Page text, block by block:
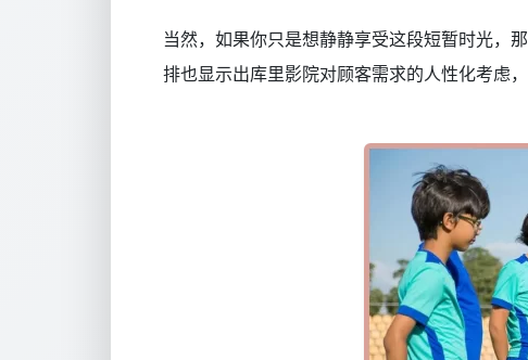
当然，如果你只是想静静享受这段短暂时光，
排也显示出库里影院对顾客需求的人性化考虑